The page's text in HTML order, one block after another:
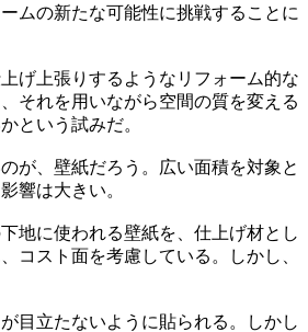
ムの新たな可能性に挑戦することに
げ上張りするようなリフォーム的な
それを用いながら空間の質を変える
という試みだ。
が、壁紙だろう。広い面積を対象と
響は大きい。
地に使われる壁紙を、仕上げ材とし
コスト面を考慮している。しかし、
目立たないように貼られる。しかし